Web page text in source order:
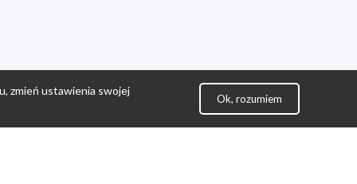
zmień ustawienia swojej
Ok, rozumiem